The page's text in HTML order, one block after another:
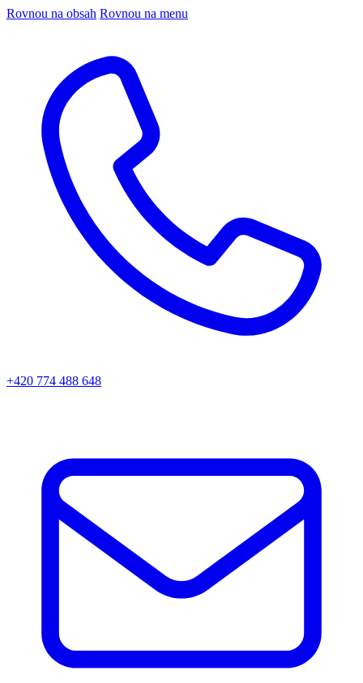
Rovnou na obsah Rovnou na menu
+420 774 488 648